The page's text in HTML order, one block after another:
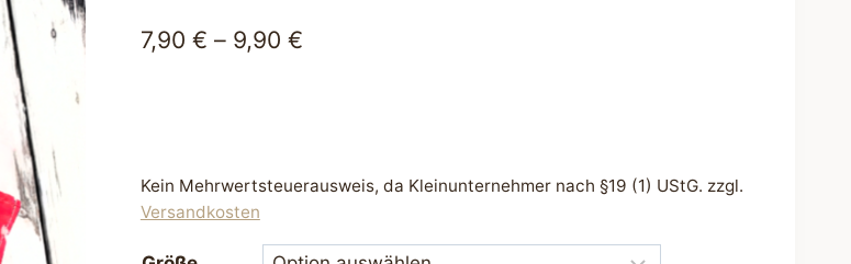
7,90 € – 9,90 €
Kein Mehrwertsteuerausweis, da Kleinunternehmer nach §19 (1) UStG. zzgl.
Versandkosten